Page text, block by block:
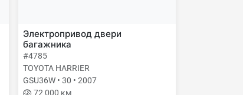
Электропривод двери
багажника
#4785
TOYOTA HARRIER
GSU36W • 30 • 2007
72 000 км